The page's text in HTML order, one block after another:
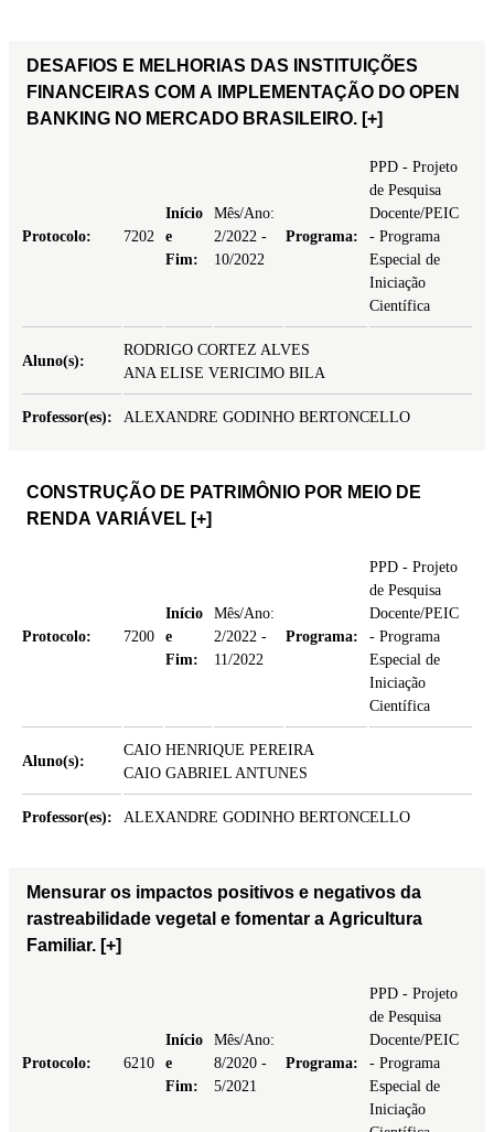
DESAFIOS E MELHORIAS DAS INSTITUIÇÕES
FINANCEIRAS COM A IMPLEMENTAÇÃO DO OPEN
BANKING NO MERCADO BRASILEIRO. [+]
Protocolo: 7202
Início
e
Fim:
Mês/Ano:
2/2022 -
10/2022
Programa:
PPD - Projeto
de Pesquisa
Docente/PEIC
- Programa
Especial de
Iniciação
Científica
Aluno(s):
RODRIGO CORTEZ ALVES
ANA ELISE VERICIMO BILA
Professor(es): ALEXANDRE GODINHO BERTONCELLO
CONSTRUÇÃO DE PATRIMÔNIO POR MEIO DE
RENDA VARIÁVEL [+]
Protocolo: 7200
Início
e
Fim:
Mês/Ano:
2/2022 -
11/2022
Programa:
PPD - Projeto
de Pesquisa
Docente/PEIC
- Programa
Especial de
Iniciação
Científica
Aluno(s):
CAIO HENRIQUE PEREIRA
CAIO GABRIEL ANTUNES
Professor(es): ALEXANDRE GODINHO BERTONCELLO
Mensurar os impactos positivos e negativos da
rastreabilidade vegetal e fomentar a Agricultura
Familiar. [+]
Protocolo: 6210
Início
e
Fim:
Mês/Ano:
8/2020 -
5/2021
Programa:
PPD - Projeto
de Pesquisa
Docente/PEIC
- Programa
Especial de
Iniciação